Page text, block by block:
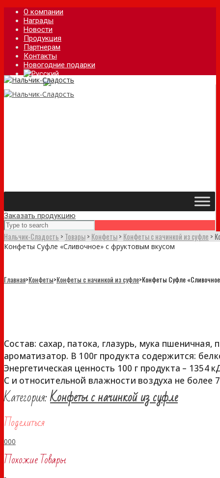
О компании
Награды
Новости
Продукция
Партнерам
Контакты
Новогодние подарки
Заказать продукцию
Нальчик-Сладость > Товары> Конфеты> Конфеты с начинкой из суфле >
Конфеты Суфле «Сливочное» с фруктовым вкусом
Главная>Конфеты>Конфеты с начинкой из суфле>Конфеты Суфле
Конфеты Суфле «Сливочное» с
Состав: сахар, патока, глазурь, мука пшеничная,
ароматизатор. В 100г продукта содержится:
Энергетическая ценность 100 г продукта – 1354
С и относительной влажности воздуха не более
Категория:Конфеты с начинкой из суфле
Поделиться
000
Похожие Товары